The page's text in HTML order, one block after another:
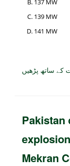
137 MW
139 MW
141 MW
ساتھ پڑھیں
Pakistan
Mekran